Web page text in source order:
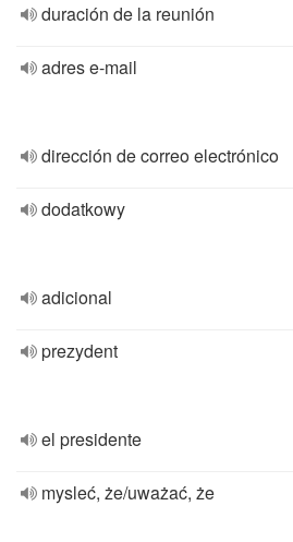
duración de la reunión
adres e-mail
dirección de correo electrónico
dodatkowy
adicional
prezydent
el presidente
mysleć, że/uważać, że